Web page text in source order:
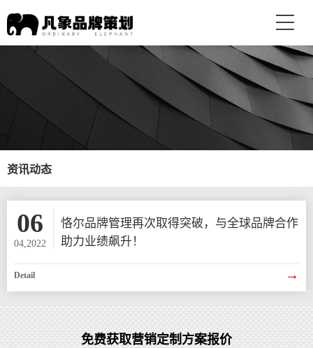
资讯动态
06
04,2022
恪尔品牌管理再次取得突破，与全球品牌合作
助力业绩飙升！
Detail →
免费获取营销定制方案报价